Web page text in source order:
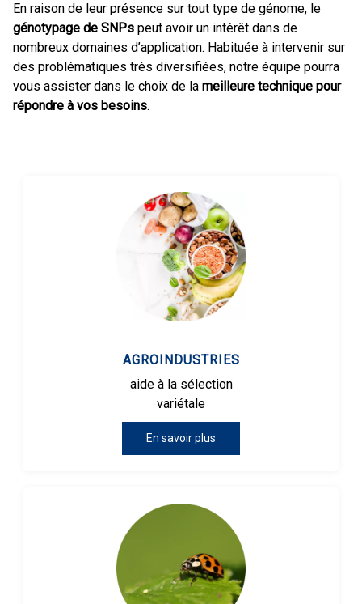
En raison de leur présence sur tout type de génome, le
génotypage de SNPs peut avoir un intérêt dans de
nombreux domaines d’application. Habituée à intervenir sur
des problématiques très diversifiées, notre équipe pourra
vous assister dans le choix de la meilleure technique pour
répondre à vos besoins.
AGROINDUSTRIES
aide à la sélection
variétale
En savoir plus